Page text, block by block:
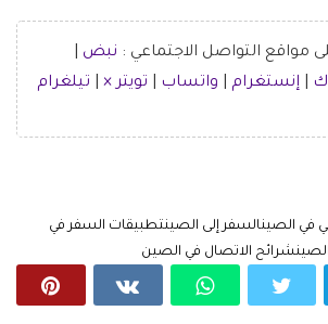
مواقع التواصل الاجتماعي : نبض
إنستغرام واتساب تويتر × تيلغرام
في الصينالسفر إلى الصينتطبيقات السفر في
شرائح الاتصال في الصين